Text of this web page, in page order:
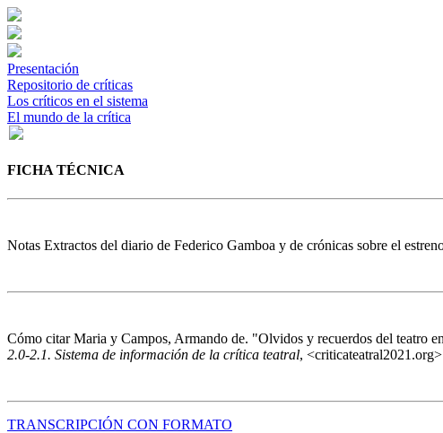
Presentación
Repositorio de críticas
Los críticos en el sistema
El mundo de la crítica
FICHA TÉCNICA
Notas Extractos del diario de Federico Gamboa y de crónicas sobre el
Cómo citarMaria y Campos, Armando de. "Olvidos y recuerdos del teatro
2.0-2.1. Sistema de información de la crítica teatral, <criticateatral2021.org>
TRANSCRIPCIÓN CON FORMATO